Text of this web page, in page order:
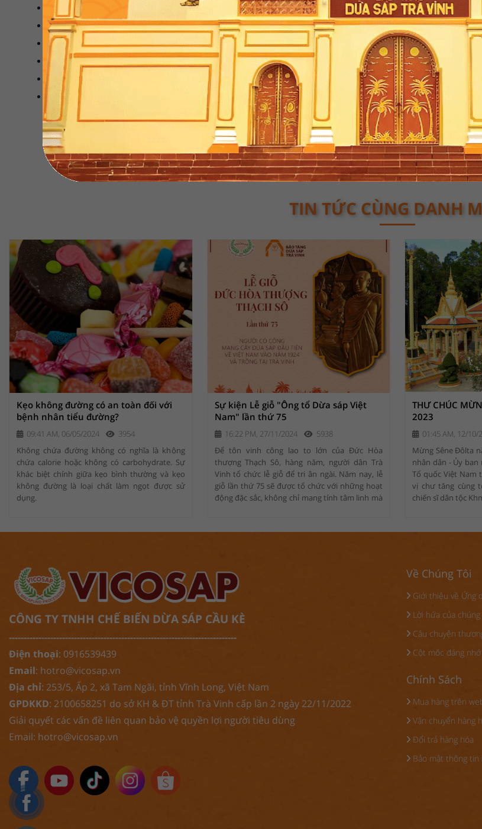
CÔNG TY TNHH CHẾ BIẾN DỪA SÁP CẦU KÈ
Địa chỉ: 253/5, Ấp 2, xã Thạnh Phú, huyện Cầu Kè, tỉnh Trà Vinh
Hotline: 0917 837 577 - 0916 539 439
Mail:hotro@vicosap.vn
Website:
Xem thêm các sản phẩm chế biến từ dừa sáp tại
https://duasapvicosap.com/
TIN TỨC CÙNG DANH
Kẹo không đường có an toàn đối với
bệnh nhân tiểu đường?
09:41 AM, 06/05/2024
3954
Không chứa đường không có nghĩa là không
chứa calorie hoặc không có carbohydrate. Sự
khác biệt chính giữa kẹo bình thường và kẹo
không đường là loại chất làm ngọt được sử
dụng.
Sự kiện Lễ giỗ "Ông tổ Dừa sáp Việt
Nam" lần thứ 75
16:22 PM, 27/11/2024
5938
Để tôn vinh công lao to lớn của Đức Hòa
thượng Thạch Sô, hàng năm, người dân Trà
Vinh tổ chức lễ giỗ để tri ân ngài. Năm nay, lễ
giỗ lần thứ 75 sẽ được tổ chức với những hoạt
động đặc sắc, không chỉ mang tính tâm linh mà
THƯ CHÚC
2023
01:45 AM, 12/10/
Mừng Sêne Đôlta
nhân dân - Ủy
Tổ quốc Việt Nam
vị chư tăng cùng
chiến sĩ dân tộc
CÔNG TY TNHH CHẾ BIẾN DỪA SÁP CẦU KÈ
-----------------------------------------------------------------------------
Điện thoại: 0916539439
Email: hotro@vicosap.vn
Địa chỉ: 253/5, Ấp 2, xã Tam Ngãi, tỉnh Vĩnh Long, Việt Nam
GPDKKD: 2100658251 do sở KH & ĐT tỉnh Trà Vinh cấp lần 2 ngày 22/11/2022
Giải quyết các vấn đề liên quan bảo vệ quyền lợi người tiêu dùng
Email: hotro@vicosap.vn
Về Chúng Tôi
Giới thiệu về Ứng
Lời hứa của
Câu chuyện
Cột mốc đáng nhớ
Chính Sách
Mua hàng trên
Vận chuyển hàng
Đổi trả hàng hóa
Bảo mật thông tin